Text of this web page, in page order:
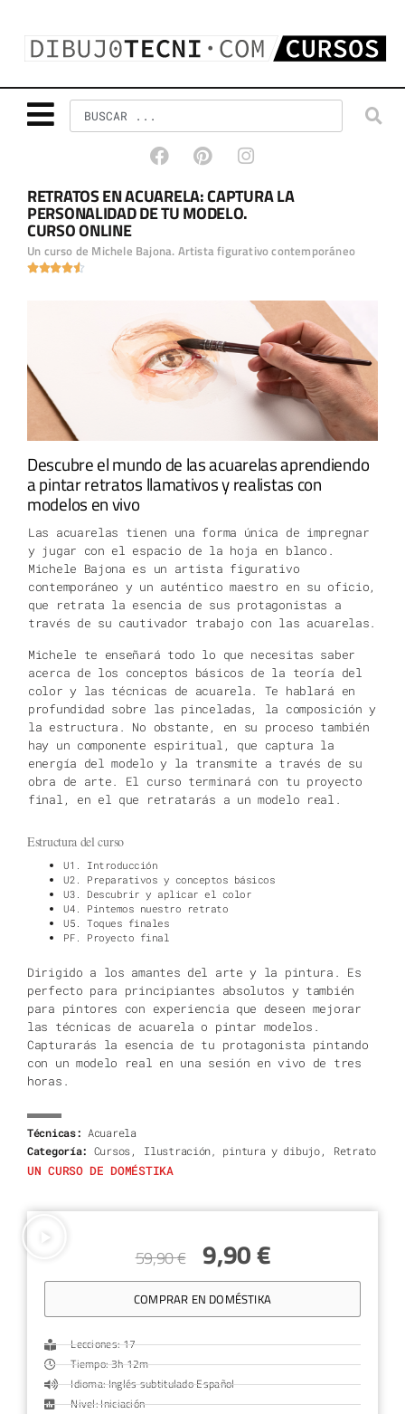
RETRATOS EN ACUARELA: CAPTURA LA
PERSONALIDAD DE TU MODELO.
CURSO ONLINE
Un curso de Michele Bajona. Artista figurativo contemporáneo

Descubre el mundo de las acuarelas aprendiendo
a pintar retratos llamativos y realistas con
modelos en vivo
Las acuarelas tienen una forma única de impregnar
y jugar con el espacio de la hoja en blanco.
Michele Bajona es un artista figurativo
contemporáneo y un auténtico maestro en su oficio,
que retrata la esencia de sus protagonistas a
través de su cautivador trabajo con las acuarelas.
Michele te enseñará todo lo que necesitas saber
acerca de los conceptos básicos de la teoría del
color y las técnicas de acuarela. Te hablará en
profundidad sobre las pinceladas, la composición y
la estructura. No obstante, en su proceso también
hay un componente espiritual, que captura la
energía del modelo y la transmite a través de su
obra de arte. El curso terminará con tu proyecto
final, en el que retratarás a un modelo real.
Estructura del curso
U1. Introducción
U2. Preparativos y conceptos básicos
U3. Descubrir y aplicar el color
U4. Pintemos nuestro retrato
U5. Toques finales
PF. Proyecto final
Dirigido a los amantes del arte y la pintura. Es
perfecto para principiantes absolutos y también
para pintores con experiencia que deseen mejorar
las técnicas de acuarela o pintar modelos.
Capturarás la esencia de tu protagonista pintando
con un modelo real en una sesión en vivo de tres
horas.
Técnicas: Acuarela
Categoría: Cursos, Ilustración, pintura y dibujo, Retrato
UN CURSO DE DOMÉSTIKA
59,90€ 9,90€
COMPRAR EN DOMÉSTIKA
Lecciones: 17
Tiempo: 3h 12m
Idioma: Inglés subtitulado Español
Nivel: Iniciación